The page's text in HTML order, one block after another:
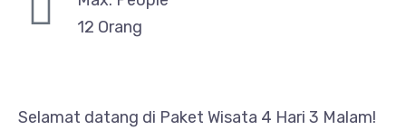
12 Orang
Selamat datang di Paket Wisata 4 Hari 3 Malam!